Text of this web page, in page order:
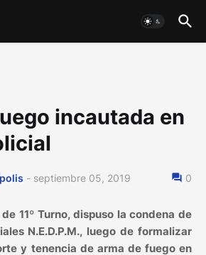
incautada en
- septiembre 05, 2019 0
11º Turno, dispuso la condena de
N.E.D.P.M., luego de formalizar
y tenencia de arma de fuego en